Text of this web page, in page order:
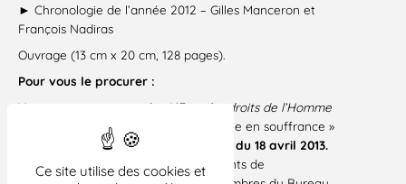
Ce site utilise des cookies et
► Chronologie de l’année 2012 – Gilles Manceron et
François Nadiras
Ouvrage (13 cm x 20 cm, 128 pages).
Pour vous le procurer :
Vous pouvez commander
L’Etat des droits de l’Homme
édition 2013 « La République en souffrance »
auprès de la boutique LDH à partir du 18 avril 2013.
N’hésitez pas à prévoir des événements de